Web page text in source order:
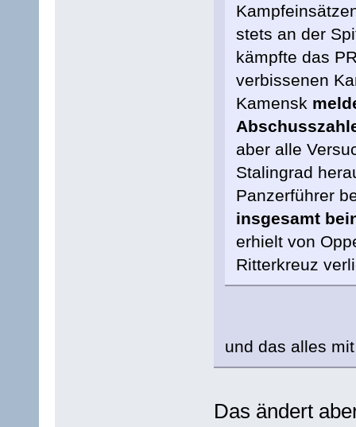
stets an der
kämpfte das
verbissenen
Kamensk
aber alle
Stalingrad
Panzerführer
insgesamt
erhielt von
Ritterkreuz
und das alles
Das ändert